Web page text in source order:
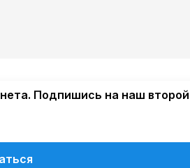
Подпишись на наш второй